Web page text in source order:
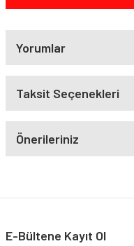
Yorumlar
Taksit Seçenekleri
Önerileriniz
E-Bültene Kayıt Ol